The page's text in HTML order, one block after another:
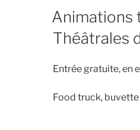
Animations
Théâtrales
Entrée gratuite, en
Food truck,